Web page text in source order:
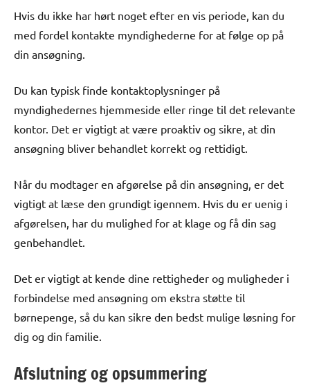
Hvis du ikke har hørt noget efter en vis periode, kan du
med fordel kontakte myndighederne for at følge op på
din ansøgning.
Du kan typisk finde kontaktoplysninger på
myndighedernes hjemmeside eller ringe til det relevante
kontor. Det er vigtigt at være proaktiv og sikre, at din
ansøgning bliver behandlet korrekt og rettidigt.
Når du modtager en afgørelse på din ansøgning, er det
vigtigt at læse den grundigt igennem. Hvis du er uenig i
afgørelsen, har du mulighed for at klage og få din sag
genbehandlet.
Det er vigtigt at kende dine rettigheder og muligheder i
forbindelse med ansøgning om ekstra støtte til
børnepenge, så du kan sikre den bedst mulige løsning for
dig og din familie.
Afslutning og opsummering